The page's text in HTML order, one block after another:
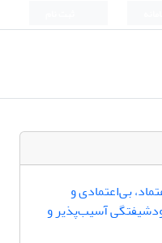
بی‌اعتمادی و
آسیب‌پذیر و